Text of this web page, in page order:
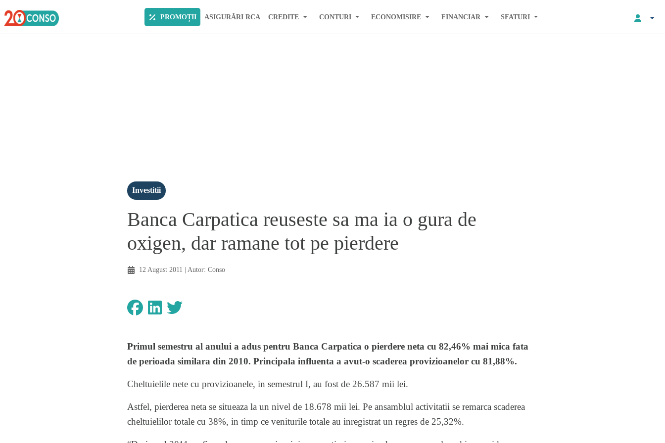
PROMOȚII ASIGURĂRI RCA CREDITE CONTURI ECONOMISIRE FINANCIAR SFATURI
Investitii
Banca Carpatica reuseste sa ma ia o gura de
oxigen, dar ramane tot pe pierdere
12 August 2011 | Autor: Conso
Primul semestru al anului a adus pentru Banca Carpatica o pierdere neta cu 82,46% mai mica fata
de perioada similara din 2010. Principala influenta a avut-o scaderea provizioanelor cu 81,88%.
Cheltuielile nete cu provizioanele, in semestrul I, au fost de 26.587 mii lei.
Astfel, pierderea neta se situeaza la un nivel de 18.678 mii lei. Pe ansamblul activitatii se remarca scaderea
cheltuielilor totale cu 38%, in timp ce veniturile totale au inregistrat un regres de 25,32%.